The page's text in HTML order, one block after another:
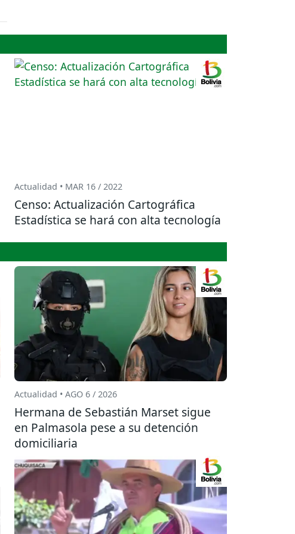
Actualidad • MAR 16 / 2022
Censo: Actualización Cartográfica
Estadística se hará con alta tecnología
Actualidad • AGO 6 / 2026
Hermana de Sebastián Marset sigue
en Palmasola pese a su detención
domiciliaria